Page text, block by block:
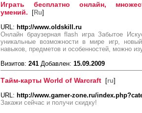
Играть бесплатно онлайн,
умений. [Ru]
URL: http://www.oldskill.ru
Онлайн браузерная flash игра Забытое
уникальные возможности в мире игр,
навыков, предметов и особенностей, можно
Визитов: 241 Добавлен: 15.09.2009
Тайм-карты World of Warcraft [ru]
URL: http://www.gamer-zone.ru/
Закажи сейчас и получи скидку!